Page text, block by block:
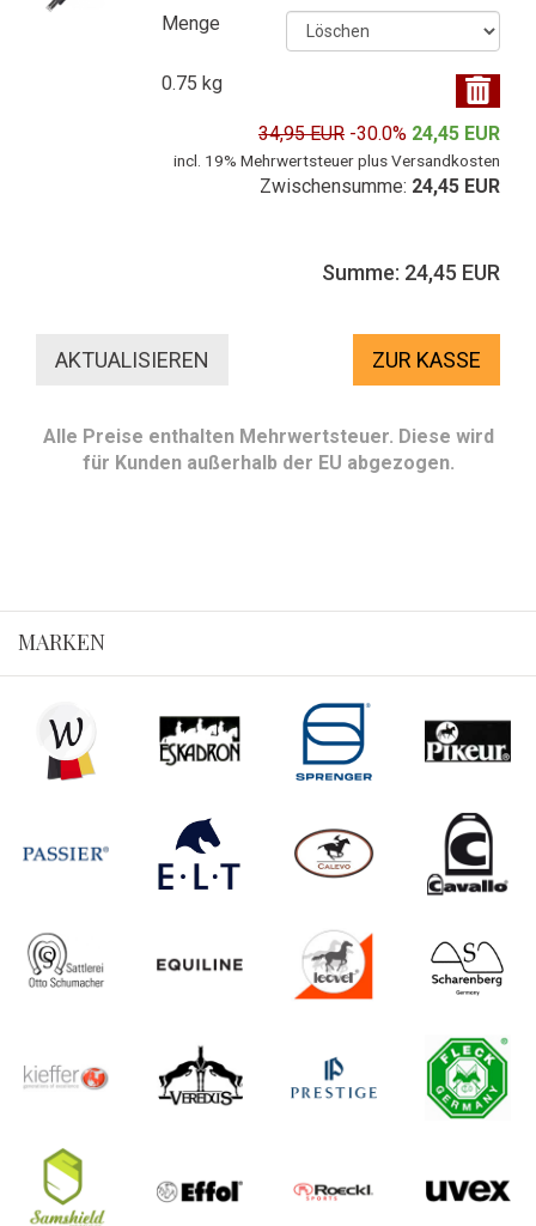
Menge
0.75 kg
34,95 EUR -30.0% 24,45 EUR
incl. 19% Mehrwertsteuer plus Versandkosten
Zwischensumme: 24,45 EUR
Summe: 24,45 EUR
ZUR KASSE
Alle Preise enthalten Mehrwertsteuer. Diese wird
für Kunden außerhalb der EU abgezogen.
MARKEN